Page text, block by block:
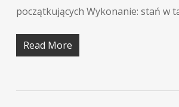
początkujących Wykonanie: stań w
Read More